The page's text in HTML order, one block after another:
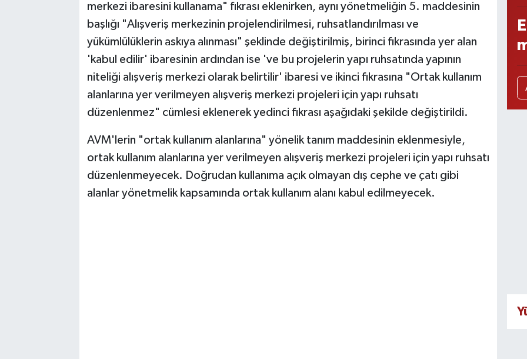
merkezi ibaresini kullanama" fıkrası eklenirken, aynı yönetmeliğin 5. maddesinin
başlığı "Alışveriş merkezinin projelendirilmesi, ruhsatlandırılması ve
yükümlülüklerin askıya alınması" şeklinde değiştirilmiş, birinci fıkrasında yer alan
'kabul edilir' ibaresinin ardından ise 've bu projelerin yapı ruhsatında yapının
niteliği alışveriş merkezi olarak belirtilir' ibaresi ve ikinci fıkrasına "Ortak kullanım
alanlarına yer verilmeyen alışveriş merkezi projeleri için yapı ruhsatı
düzenlenmez" cümlesi eklenerek yedinci fıkrası aşağıdaki şekilde değiştirildi.
AVM'lerin "ortak kullanım alanlarına" yönelik tanım maddesinin eklenmesiyle,
ortak kullanım alanlarına yer verilmeyen alışveriş merkezi projeleri için yapı ruhsatı
düzenlenmeyecek. Doğrudan kullanıma açık olmayan dış cephe ve çatı gibi
alanlar yönetmelik kapsamında ortak kullanım alanı kabul edilmeyecek.